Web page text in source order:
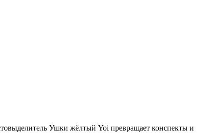
Ушки жёлтый Yoi превращает конспекты и